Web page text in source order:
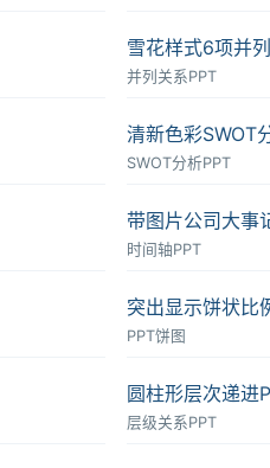
雪花样式6项并
并列关系PPT
清新色彩SWOT
SWOT分析PPT
带图片公司大事
时间轴PPT
突出显示饼状比
PPT饼图
圆柱形层次递进
层级关系PPT